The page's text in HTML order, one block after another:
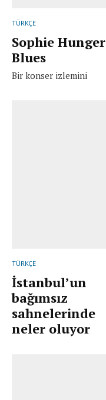
TÜRKÇE
Sophie Hunger
Blues
Bir konser izlemini
TÜRKÇE
İstanbul’un
bağımsız
sahnelerinde
neler oluyor